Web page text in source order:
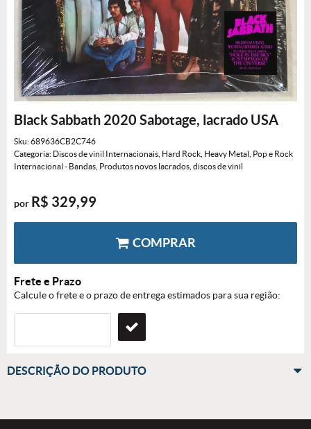
Black Sabbath 2020 Sabotage, lacrado USA
Sku:689636CB2C746
Categoria: Discos de vinil Internacionais Hard Rock Heavy Metal Pop e Rock
Internacional - Bandas Produtos novos lacrados discos de vinil
por R$ 329,99
COMPRAR
Frete e Prazo
Calcule o frete e o prazo de entrega estimados para sua região:
DESCRIÇÃO DO PRODUTO